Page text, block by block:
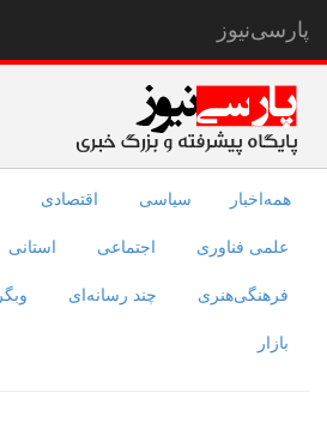
پارسی‌نیوز
همه‌اخبار سیاسی اقتصادی
علمی فناوری اجتماعی استانی
فرهنگی‌هنری چند رسانه‌ای
بازار